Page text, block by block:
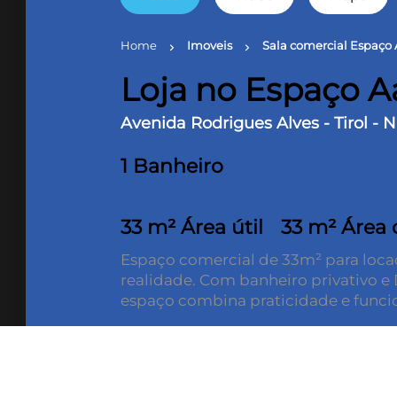
Home chevron_right Imoveis chevron_right Sala comercial Espaço
Loja no Espaço
Avenida Rodrigues Alves - Tirol -
1 Banheiro
33 m² Área útil 33 m²
Espaço comercial de 33m² para
realidade. Com banheiro privativo
espaço combina praticidade e